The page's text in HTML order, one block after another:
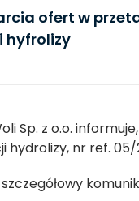
ofert w
hyfrolizy
Sp. z o.o.
hydrolizy, nr ref.
szczegółowy